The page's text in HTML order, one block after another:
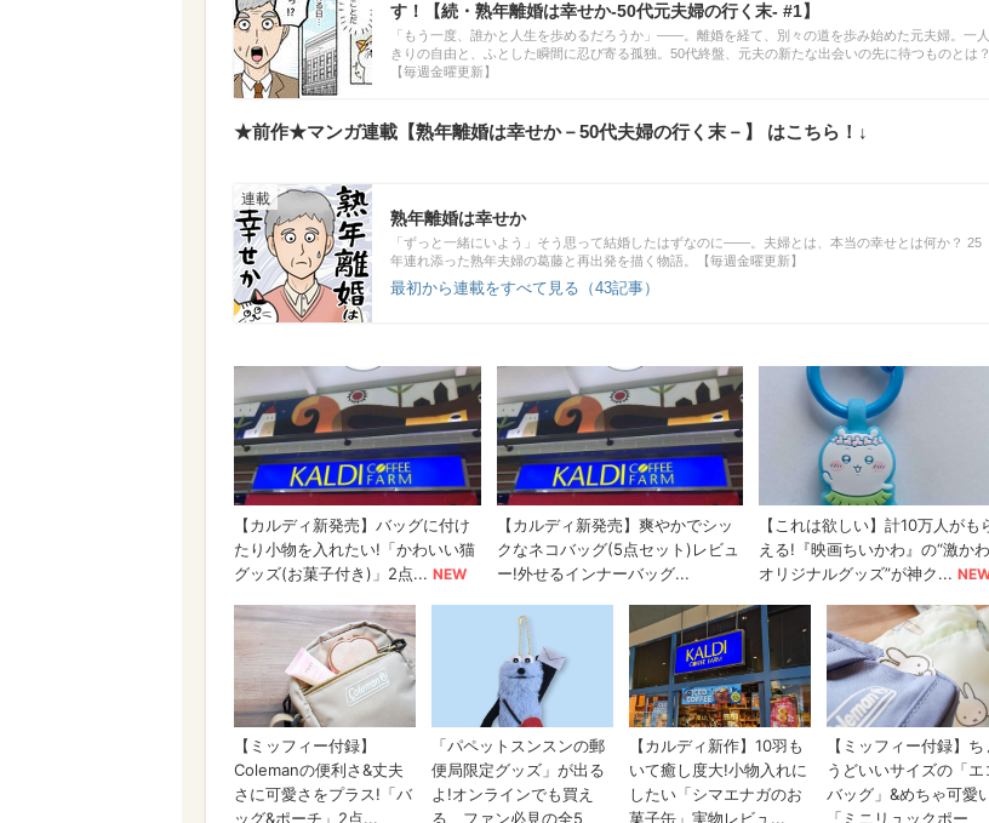
す！【続・熟年離婚は幸せか-50代元夫婦の行く末- #1】
「もう一度、誰かと人生を歩めるだろうか」――。離婚を経て、別々の道を歩み始めた元夫婦。一人
きりの自由と、ふとした瞬間に忍び寄る孤独。50代終盤、元夫の新たな出会いの先に待つものとは？
【毎週金曜更新】
★前作★マンガ連載【熟年離婚は幸せか－50代夫婦の行く末－】 はこちら！↓
熟年離婚は幸せか
「ずっと一緒にいよう」そう思って結婚したはずなのに――。夫婦とは、本当の幸せとは何か？ 25
年連れ添った熟年夫婦の葛藤と再出発を描く物語。【毎週金曜更新】
最初から連載をすべて見る（43記事）